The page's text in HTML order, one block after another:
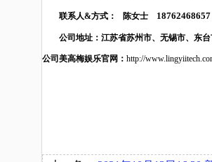
联系人&方式： 陈女士 18762468657
公司地址：江苏省苏州市、无锡市、东
公司美高梅娱乐官网： http://